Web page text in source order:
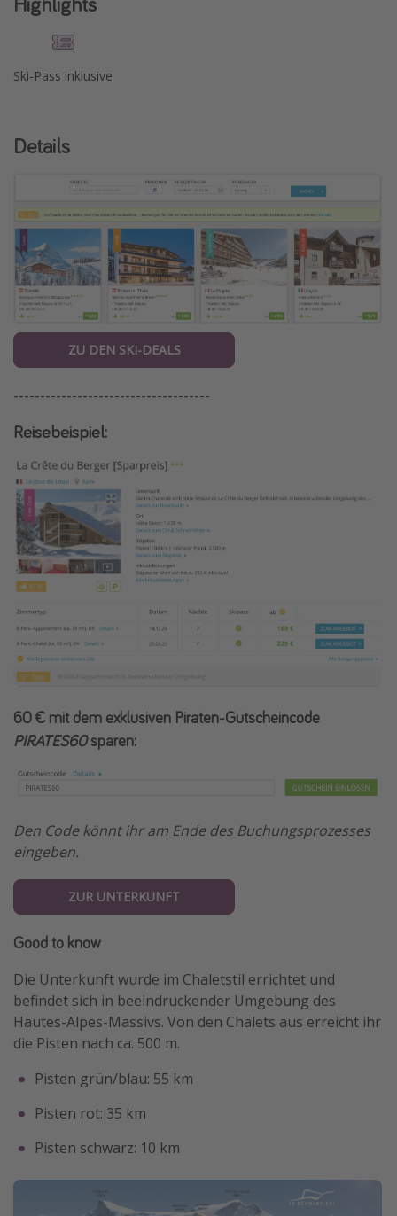
Ski-Pass inklusive
Details
ZU DEN SKI-DEALS
-------------------------------------
Reisebeispiel:
60 € mit dem exklusiven Piraten-Gutscheincode
PIRATES60sparen:
Den Code könnt ihr am Ende des Buchungsprozesses
eingeben.
ZUR UNTERKUNFT
Good to know
Die Unterkunft wurde im Chaletstil errichtet und
befindet sich in beeindruckender Umgebung des
Hautes-Alpes-Massivs. Von den Chalets aus erreicht ihr
die Pisten nach ca. 500 m.
Pisten grün/blau: 55 km
Pisten rot: 35 km
Pisten schwarz: 10 km